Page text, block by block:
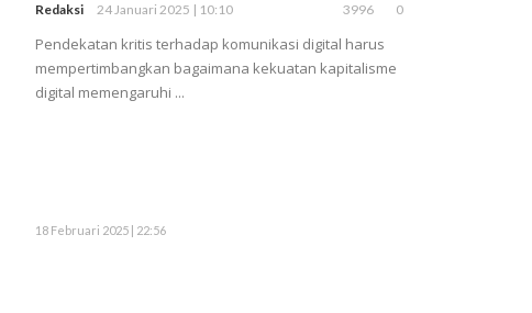
Redaksi 24 Januari 2025 | 10:10 3996 0
Pendekatan kritis terhadap komunikasi digital harus
mempertimbangkan bagaimana kekuatan kapitalisme
digital memengaruhi ...
18 Februari 2025 | 22:56